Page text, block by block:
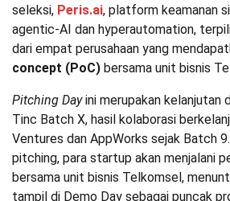
seleksi, Peris.ai, platform keamanan
agentic-AI dan hyperautomation,
dari empat perusahaan yang
concept (PoC) bersama unit bisnis
Pitching Dayini merupakan kelanjutan
Tinc Batch X, hasil kolaborasi
Ventures dan AppWorks sejak Batch
pitching, para startup akan menjalani
bersama unit bisnis Telkomsel,
tampil di Demo Day sebagai puncak